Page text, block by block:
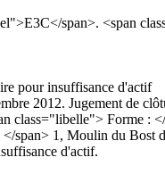
span>. <span
pour insuffisance d'actif
2012. Jugement de
Forme :
span> 1, Moulin du
d'actif.